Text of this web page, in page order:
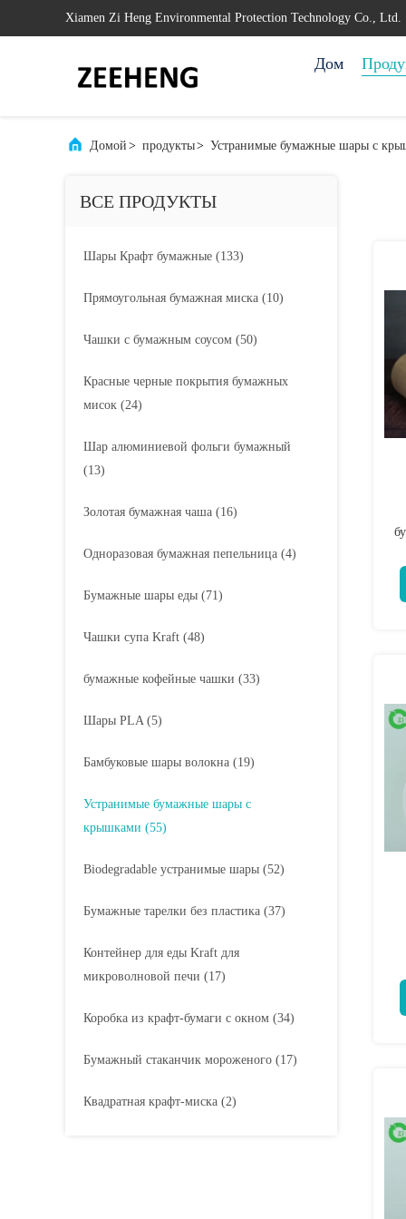
Xiamen Zi Heng Environmental Protection Technology Co., Ltd.
Дом
Домой > продукты> Устранимые бумажные шары с
ВСЕ ПРОДУКТЫ
Шары Крафт бумажные (133)
Прямоугольная бумажная миска (10)
Чашки с бумажным соусом (50)
Красные черные покрытия бумажных
мисок (24)
Шар алюминиевой фольги бумажный
(13)
Золотая бумажная чаша (16)
Одноразовая бумажная пепельница (4)
Бумажные шары еды (71)
Чашки супа Kraft (48)
бумажные кофейные чашки (33)
Шары PLA (5)
Бамбуковые шары волокна (19)
Устранимые бумажные шары с
крышками (55)
Biodegradable устранимые шары (52)
Бумажные тарелки без пластика (37)
Контейнер для еды Kraft для
микроволновой печи (17)
Коробка из крафт-бумаги с окном (34)
Бумажный стаканчик мороженого (17)
Квадратная крафт-миска (2)